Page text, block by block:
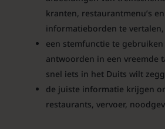
kranten, restaurantmenu’s en
informatieborden te vertalen,
een stemfunctie te
antwoorden in een vreemde
snel iets in het Duits wilt
de juiste informatie krijgen
restaurants, vervoer,